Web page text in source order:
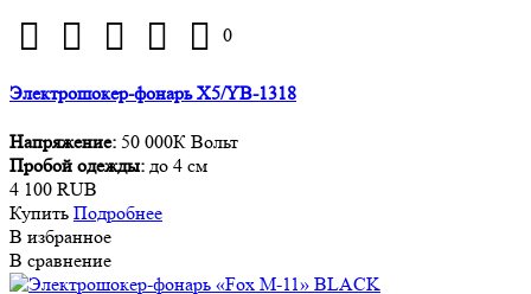
0
Электрошокер-фонарь X5/YB-1318
Напряжение: 50 000К Вольт
Пробой одежды: до 4 см
4 100 RUB
Купить Подробнее
В избранное
В сравнение